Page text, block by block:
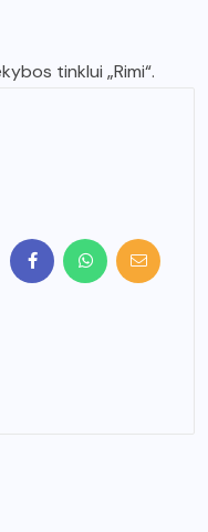
tinklui „Rimi“.